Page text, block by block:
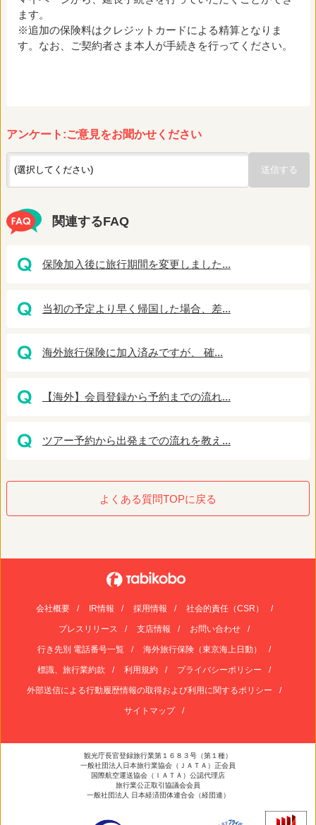
ます。
※追加の保険料はクレジットカードによる精算となりま
す。なお、ご契約者さま本人が手続きを行ってください。
アンケート:ご意見をお聞かせください
関連するFAQ
保険加入後に旅行期間を変更しました...
当初の予定より早く帰国した場合、差...
海外旅行保険に加入済みですが、 確...
【海外】会員登録から予約までの流れ...
ツアー予約から出発までの流れを教え...
よくある質問TOPに戻る
会社概要 IR情報 採用情報 社会的責任（CSR）
プレスリリース 支店情報 お問い合わせ
行き先別 電話番号一覧 海外旅行保険（東京海上日動）
標識、旅行業約款 利用規約 プライバシーポリシー
外部送信による行動履歴情報の取得および利用に関するポリシー
サイトマップ
観光庁長官登録旅行業第１６８３号（第１種）
一般社団法人日本旅行業協会（ＪＡＴＡ）正会員
国際航空運送協会（ＩＡＴＡ）公認代理店
旅行業公正取引協議会会員
一般社団法人 日本経済団体連合会（経団連）